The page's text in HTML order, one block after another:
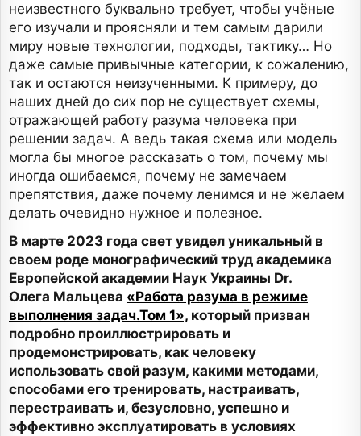
неизвестного буквально требует, чтобы учёные
его изучали и проясняли и тем самым дарили
миру новые технологии, подходы, тактику… Но
даже самые привычные категории, к сожалению,
так и остаются неизученными. К примеру, до
наших дней до сих пор не существует схемы,
отражающей работу разума человека при
решении задач. А ведь такая схема или модель
могла бы многое рассказать о том, почему мы
иногда ошибаемся, почему не замечаем
препятствия, даже почему ленимся и не желаем
делать очевидно нужное и полезное.
В марте 2023 года свет увидел уникальный в
своем роде монографический труд академика
Европейской академии Наук Украины Dr.
Олега Мальцева «Работа разума в режиме
выполнения задач.Том 1», который призван
подробно проиллюстрировать и
продемонстрировать, как человеку
использовать свой разум, какими методами,
способами его тренировать, настраивать,
перестраивать и, безусловно, успешно и
эффективно эксплуатировать в условиях